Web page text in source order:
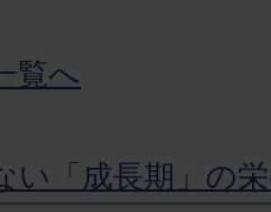
覧へ
い「成長期」の